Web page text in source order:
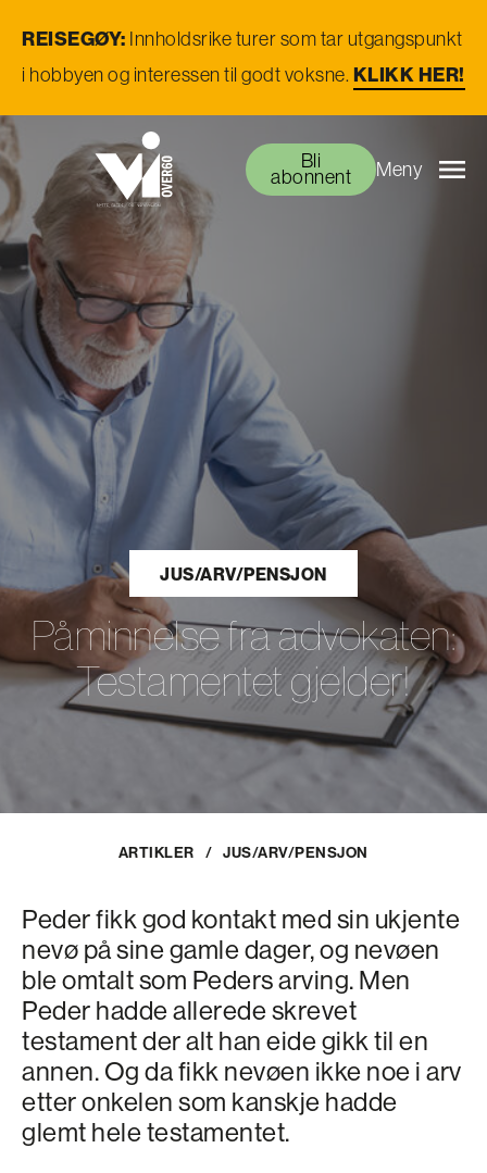
REISEGØY: Innholdsrike turer som tar utgangspunkt
i hobbyen og interessen til godt voksne. KLIKK HER!
Bli
abonnent Meny
JUS/ARV/PENSJON
Påminnelse fra advokaten:
Testamentet gjelder!
ARTIKLER / JUS/ARV/PENSJON
Peder fikk god kontakt med sin ukjente
nevø på sine gamle dager, og nevøen
ble omtalt som Peders arving. Men
Peder hadde allerede skrevet
testament der alt han eide gikk til en
annen. Og da fikk nevøen ikke noe i arv
etter onkelen som kanskje hadde
glemt hele testamentet.